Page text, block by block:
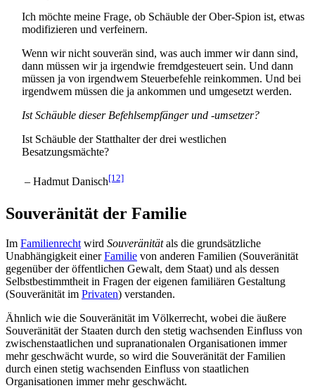
Ich möchte meine Frage, ob Schäuble der Ober-Spion ist, etwas
modifizieren und verfeinern.
Wenn wir nicht souverän sind, was auch immer wir dann sind,
dann müssen wir ja irgendwie fremdgesteuert sein. Und dann
müssen ja von irgendwem Steuerbefehle reinkommen. Und bei
irgendwem müssen die ja ankommen und umgesetzt werden.
Ist Schäuble dieser Befehls­empfänger und -umsetzer?
Ist Schäuble der Statthalter der drei westlichen
Besatzungsmächte?
– Hadmut Danisch[12]
Souveränität der Familie
Im Familienrecht wird Souveränitätals die grundsätzliche
Unabhängigkeit einerFamilie von anderen Familien (Souveränität
gegenüber der öffentlichen Gewalt, dem Staat) und als dessen
Selbstbestimmtheit in Fragen der eigenen familiären Gestaltung
(Souveränität im Privaten) verstanden.
Ähnlich wie die Souveränität im Völkerrecht, wobei die äußere
Souveränität der Staaten durch den stetig wachsenden Einfluss von
zwischen­staatlichen und supra­nationalen Organisationen immer
mehr geschwächt wurde, so wird die Souveränität der Familien
durch einen stetig wachsenden Einfluss von staatlichen
Organisationen immer mehr geschwächt.